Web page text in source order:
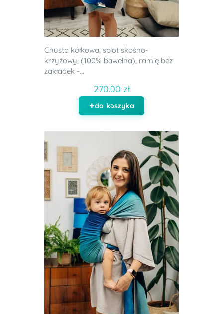
Chusta kółkowa, splot skośno-
krzyżowy, (100% bawełna), ramię bez
zakładek -...
270.00 zł
do koszyka